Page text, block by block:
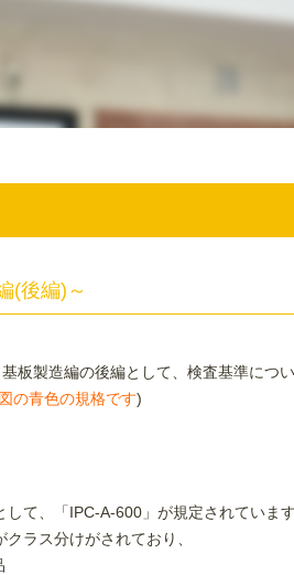
(後編)～
板製造編の後編として、検査基準につい
の青色の規格です)
て、「IPC-A-600」が規定されています
ラス分けがされており、